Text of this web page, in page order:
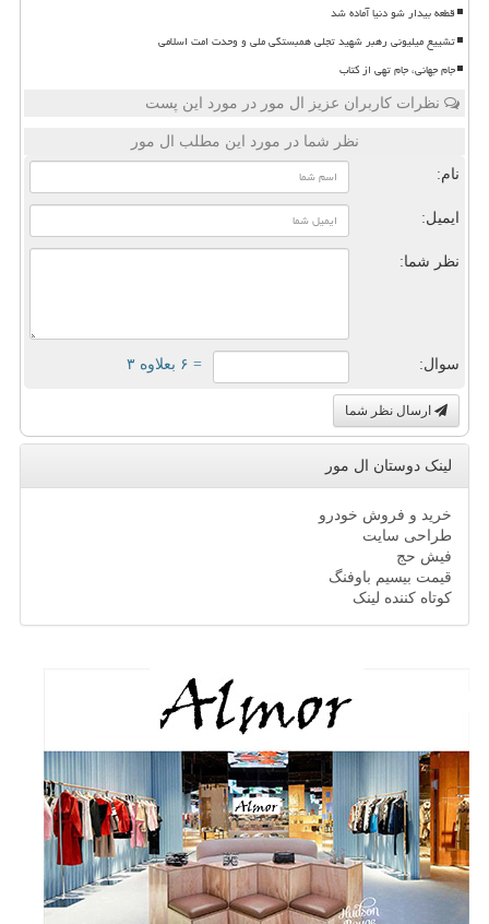
قطعه بیدار شو دنیا آماده شد
تشییع میلیونی رهبر شهید تجلی همبستگی ملی و وحدت امت اسلامی
جام جهانی، جام تهی از کتاب
نظرات کاربران عزیز ال مور در مورد این پست
نظر شما در مورد این مطلب ال مور
نام:
ایمیل:
نظر شما:
سوال: = ۶ بعلاوه ۳
ارسال نظر شما
لینک دوستان ال مور
خرید و فروش خودرو
طراحی سایت
فیش حج
قیمت بیسیم باوفنگ
کوتاه کننده لینک